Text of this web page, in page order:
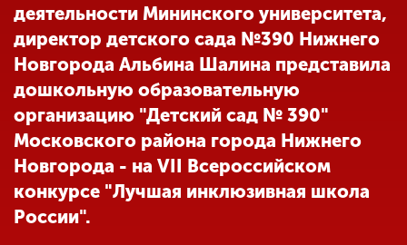
Другие виды
деятельности
Студенческая жизнь
Сведения об
образовательной
организации
деятельности Мининского университета,
директор детского сада №390 Нижнего
Новгорода Альбина Шалина представила
дошкольную образовательную
организацию "Детский сад № 390"
Московского района города Нижнего
Новгорода - на VII Всероссийском
конкурсе "Лучшая инклюзивная школа
России".